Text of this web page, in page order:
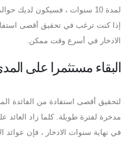
إذا كنت ترغب في تحقيق أقصى
الادخار في أسرع وقت ممكن.
البقاء مستثمرا على
لتحقيق أقصى استفادة من الفائدة
مدخرة لفترة طويلة. كلما زاد العائد
في نهاية سنوات الادخار ، فإن عوائد